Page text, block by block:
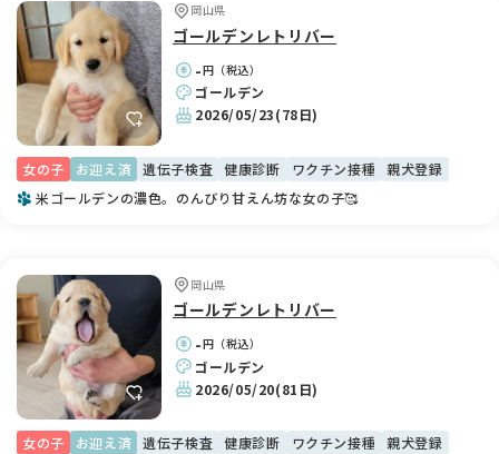
岡山県
ゴールデンレトリバー
-円（税込）
ゴールデン
2026/05/23(78日)
女の子 お迎え済 遺伝子検査 健康診断 ワクチン接種
親犬登録
米ゴールデンの濃色。のんびり甘えん坊な女の子🥰
岡山県
ゴールデンレトリバー
-円（税込）
ゴールデン
2026/05/20(81日)
女の子 お迎え済 遺伝子検査 健康診断 ワクチン接種
親犬登録